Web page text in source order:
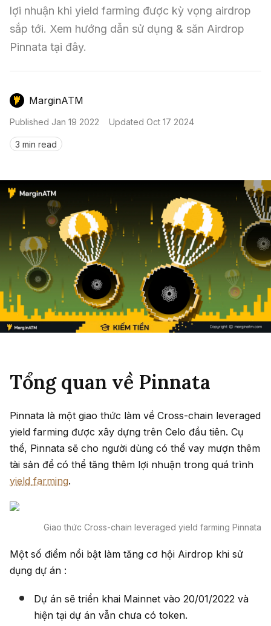
Kinh Nghiệm Đầu Tư
Sàn Giao Dịch
Mô Hình Biểu Đồ Giá
GameFi
Sign in
lợi nhuận khi yield farming được kỳ vọng airdrop
sắp tới. Xem hướng dẫn sử dụng & săn Airdrop
Pinnata tại đây.
MarginATM
Published Jan 19 2022 Updated Oct 17 2024
3 min read
Tổng quan về Pinnata
Pinnata là một giao thức làm về Cross-chain leveraged
yield farming được xây dựng trên Celo đầu tiên. Cụ
thể, Pinnata sẽ cho người dùng có thể vay mượn thêm
tài sản để có thể tăng thêm lợi nhuận trong quá trình
yield farming.
Giao thức Cross-chain leveraged yield farming Pinnata
Một số điểm nổi bật làm tăng cơ hội Airdrop khi sử
dụng dự án :
Dự án sẽ triển khai Mainnet vào 20/01/2022 và
hiện tại dự án vẫn chưa có token.